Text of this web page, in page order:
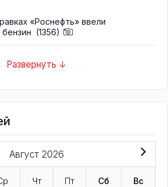
«Роснефть» ввели
бензин (1356)
Развернуть ↓
Август 2026
Чт Пт Сб Вс